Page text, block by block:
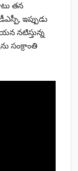
తన
ఇప్పుడు
నటిస్తున్న
సంక్రాంతి